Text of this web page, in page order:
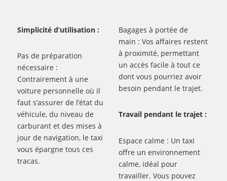
Simplicité d’utilisation :
Pas de préparation
nécessaire :
Contrairement à une
voiture personnelle où il
faut s’assurer de l’état du
véhicule, du niveau de
carburant et des mises à
jour de navigation, le taxi
vous épargne tous ces
tracas.
Bagages à portée de
main : Vos affaires restent
à proximité, permettant
un accès facile à tout ce
dont vous pourriez avoir
besoin pendant le trajet.
Travail pendant le trajet :
Espace calme : Un taxi
offre un environnement
calme, idéal pour
travailler. Vous pouvez